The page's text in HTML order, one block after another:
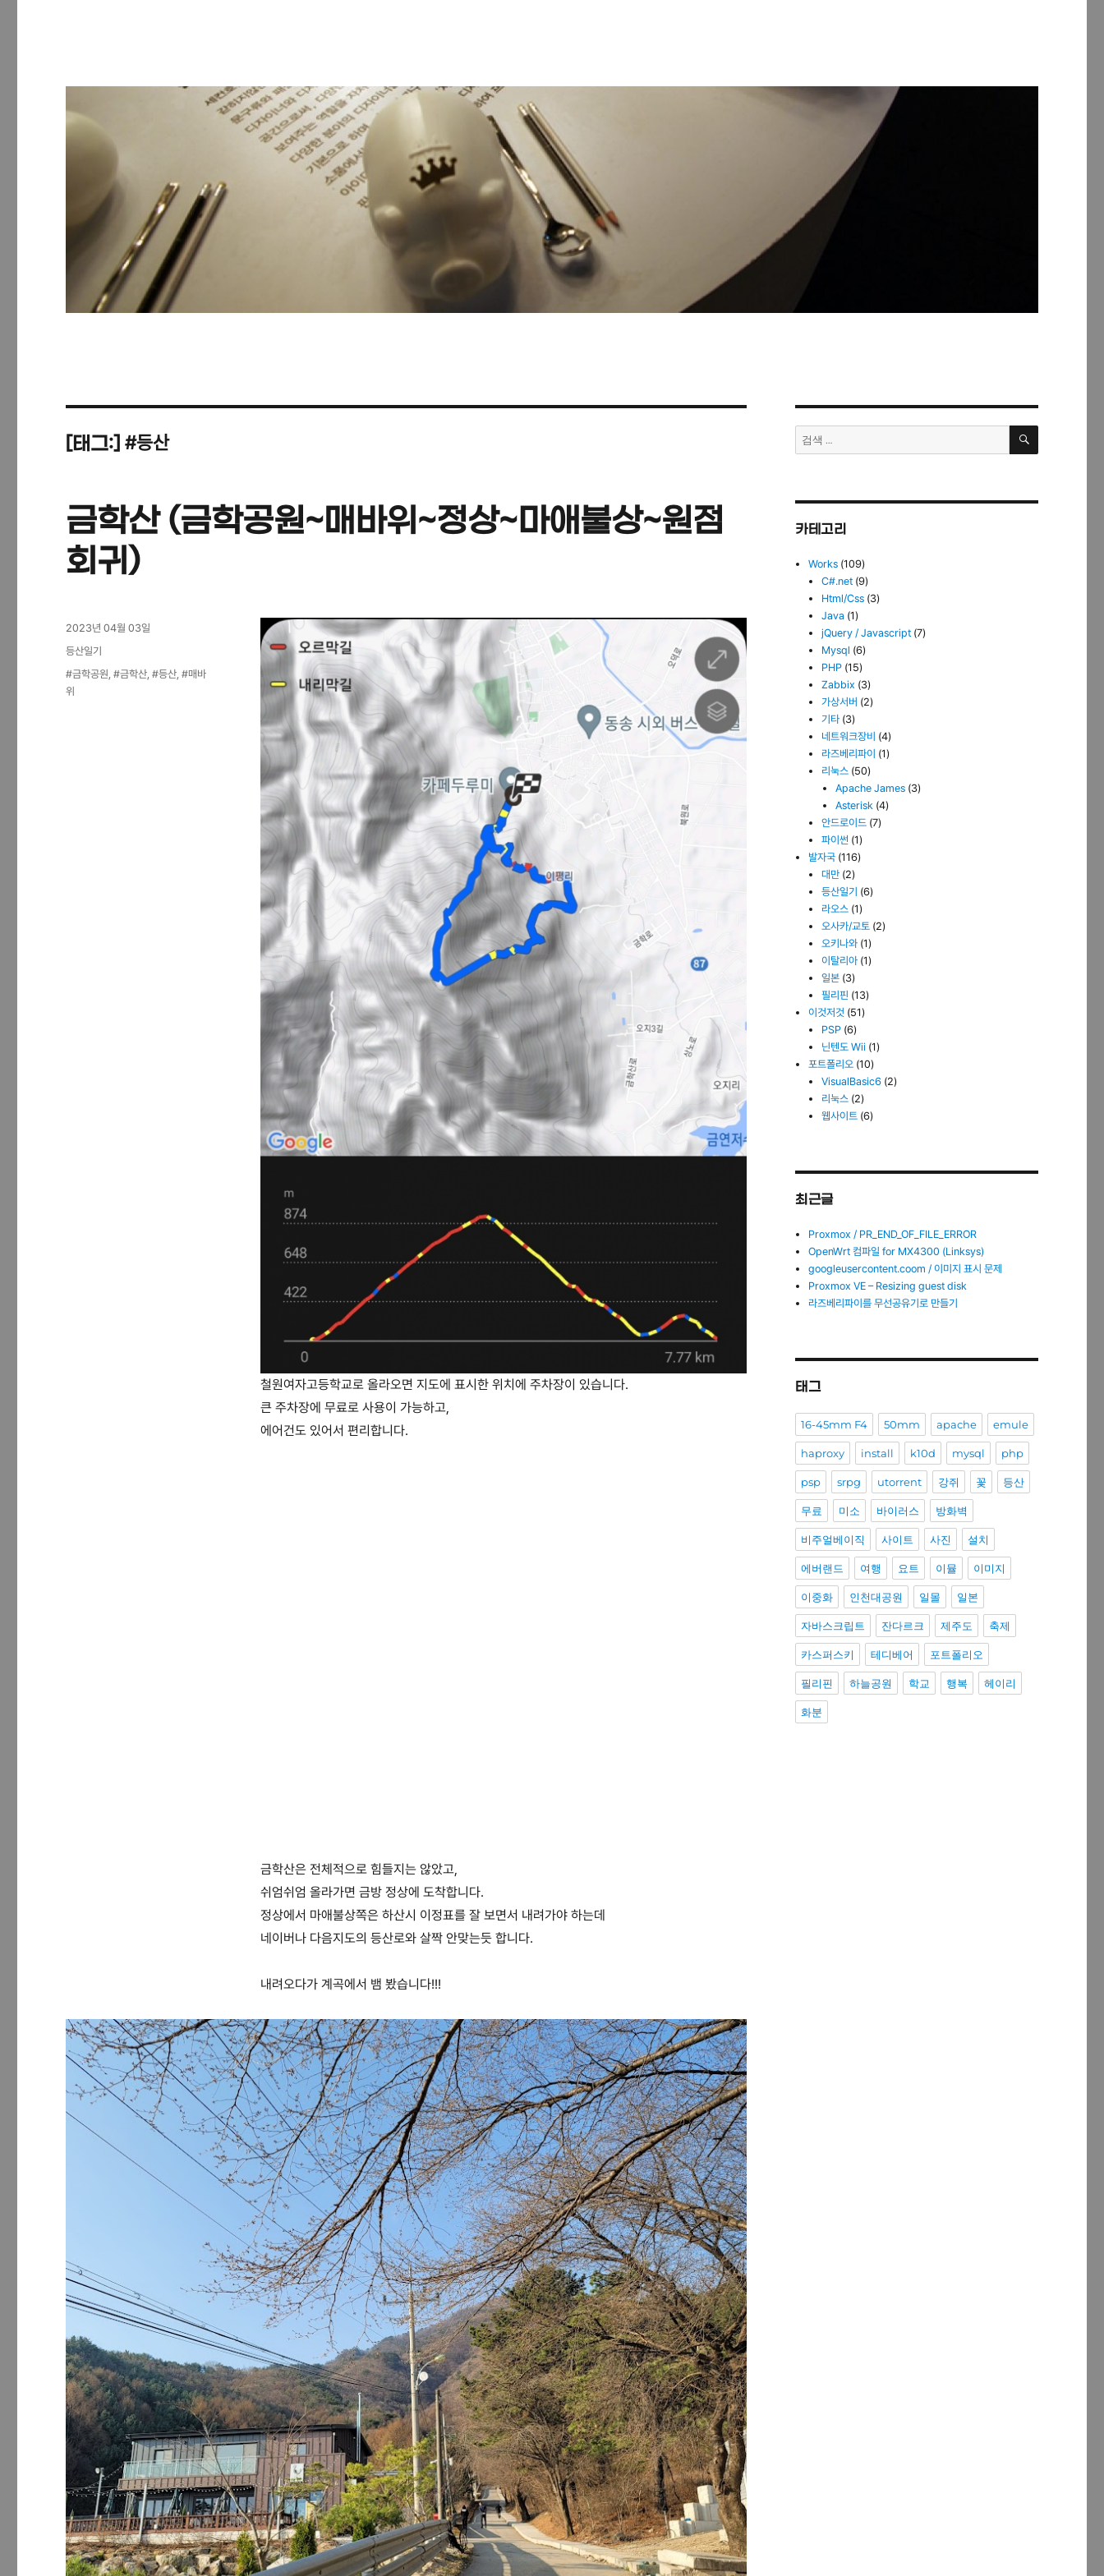
[태그:]#등산
금학산 (금학공원~매바위~정상~마애불상~원점
회귀)
철원여자고등학교로 올라오면 지도에 표시한 위치에 주차장이 있습니다.
큰 주차장에 무료로 사용이 가능하고,
에어건도 있어서 편리합니다.
금학산은 전체적으로 힘들지는 않았고,
쉬엄쉬엄 올라가면 금방 정상에 도착합니다.
정상에서 마애불상쪽은 하산시 이정표를 잘 보면서 내려가야 하는데
네이버나 다음지도의 등산로와 살짝 안맞는듯 합니다.
내려오다가 계곡에서 뱀 봤습니다!!!
작
성
자
2023년 04월 03일
카
테
고
등산일기
태
그
#금학공원,#금학산,#등산,#매바
위
검
색:
검
카테고리
Works (109)
C#.net (9)
Html/Css (3)
Java (1)
jQuery / Javascript (7)
Mysql (6)
PHP (15)
Zabbix (3)
가상서버 (2)
기타 (3)
네트워크장비 (4)
라즈베리파이 (1)
리눅스 (50)
Apache James(3)
Asterisk(4)
안드로이드 (7)
파이썬 (1)
발자국 (116)
대만 (2)
등산일기 (6)
라오스 (1)
오사카/교토 (2)
오키나와 (1)
이탈리아 (1)
일본 (3)
필리핀 (13)
이것저것 (51)
PSP (6)
닌텐도 Wii (1)
포트폴리오 (10)
VisualBasic6 (2)
리눅스 (2)
웹사이트 (6)
최근글
Proxmox / PR_END_OF_FILE_ERROR
OpenWrt 컴파일 for MX4300 (Linksys)
googleusercontent.coom / 이미지 표시 문제
Proxmox VE – Resizing guest disk
라즈베리파이를 무선공유기로 만들기
태그
16-45mm F4 50mm apache emule
haproxy install k10d mysql php
psp srpg utorrent 강쥐 꽃 등산
무료 미소 바이러스 방화벽
비주얼베이직 사이트 사진 설치
에버랜드 여행 요트 이뮬 이미지
이중화 인천대공원 일몰 일본
자바스크립트 잔다르크 제주도 축제
카스퍼스키 테디베어 포트폴리오
필리핀 하늘공원 학교 행복 헤이리
화분